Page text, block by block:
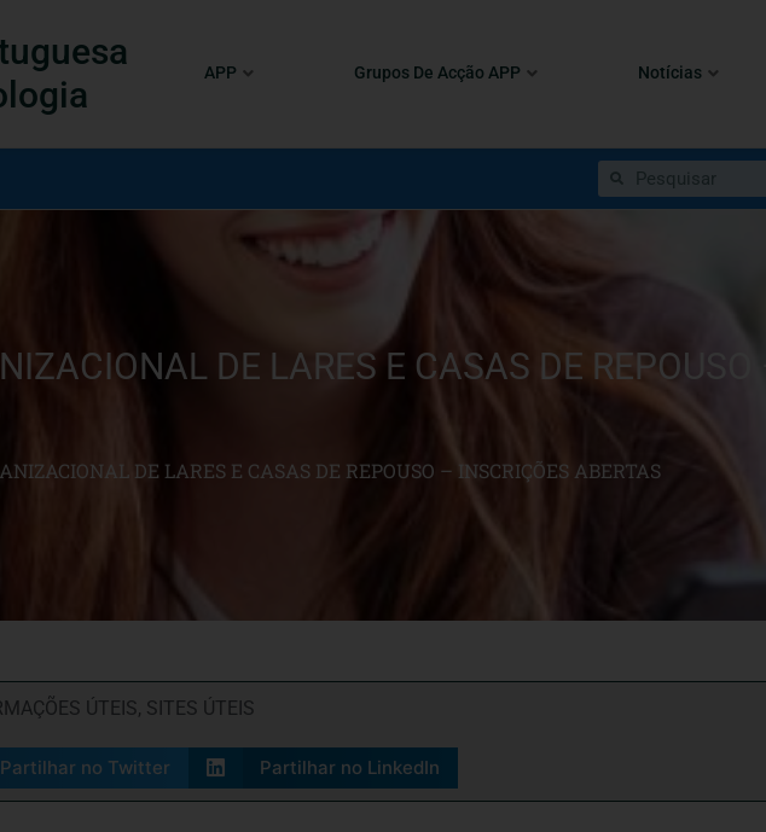
APP Grupos De Acção APP Notícias
DE LARES E CASAS DE REPOUSO –
DE LARES E CASAS DE REPOUSO – INSCRIÇÕES ABERTAS
ÚTEIS, SITES ÚTEIS
Partilhar no Twitter Partilhar no LinkedIn